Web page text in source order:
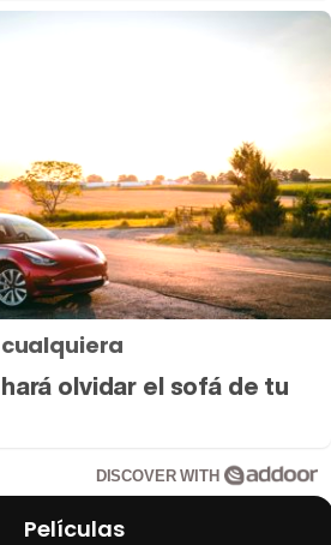
cualquiera
olvidar el sofá de tu
DISCOVER WITH
Películas